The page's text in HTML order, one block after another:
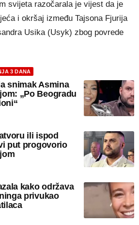
svijeta razočarala je vijest da je
i okršaj između Tajsona Fjurija
Usika (Usyk) zbog povrede
3 DANA
snimak Asmina
„Po Beogradu
ili ispod
put progovorio
kako održava
privukao